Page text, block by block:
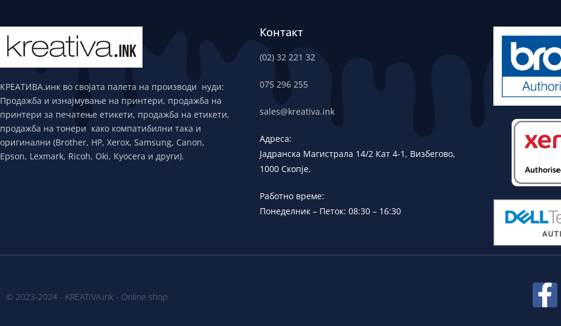
КРЕАТИВА.инк во својата палета на производи нуди:
Продажба и изнајмување на принтери, продажба на
принтери за печатење етикети, продажба на етикети,
продажба на тонери како компатибилни така и
оригинални (Brother, HP, Xerox, Samsung, Canon,
Epson, Lexmark, Ricoh, Oki, Kyocera и други).
Контакт
(02) 32 221 32
075 296 255
sales@kreativa.ink
Адреса:
Јадранска Магистрала 14/2 Кат 4-1, Визбегово,
1000 Скопје,
Работно време:
Понеделник – Петок: 08:30 – 16:30
© 2023-2024 - KREATIVA.ink - Online shop